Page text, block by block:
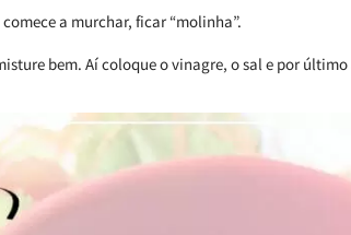
a murchar, ficar “molinha”.
bem. Aí coloque o vinagre, o sal e por